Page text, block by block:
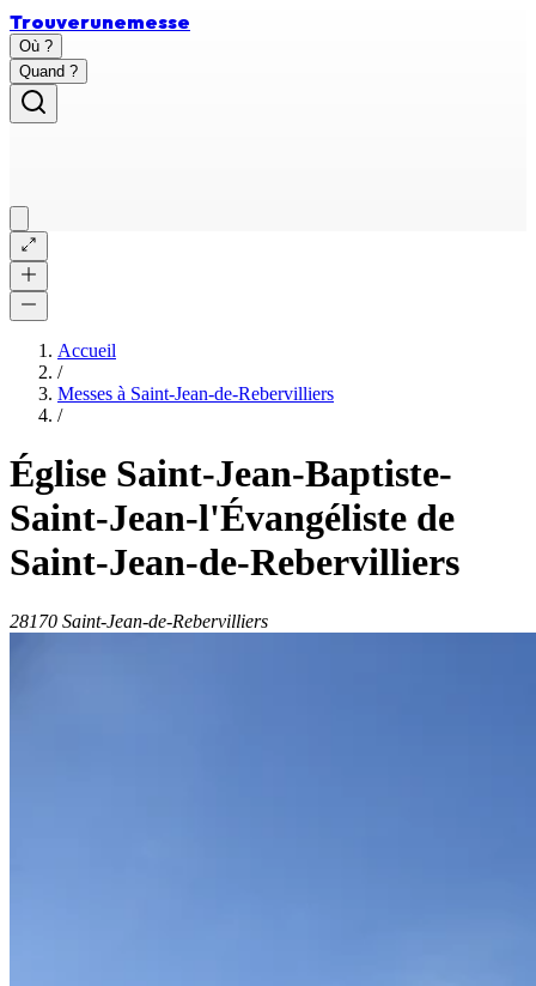
Trouverunemesse
Où ?
Quand ?
Accueil
/
Messes à Saint-Jean-de-Rebervilliers
/
Église Saint-Jean-Baptiste-
Saint-Jean-l'Évangéliste de
Saint-Jean-de-Rebervilliers
28170 Saint-Jean-de-Rebervilliers